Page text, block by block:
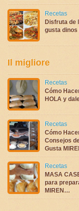
Recetas
Disfruta de
gusta dinos
Il migliore
Recetas
Cómo
HOLA y
Recetas
Cómo
Consejos
Gusta
Recetas
MASA
para
MIREN…